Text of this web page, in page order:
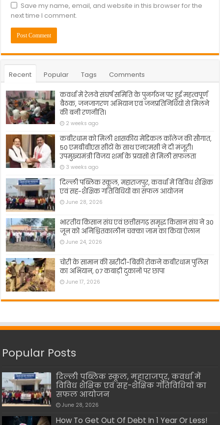
Save my name, email, and website in this browser for the
next time I comment.
Recent Popular Tags Comments
कवर्धा में रेलवे संघर्ष समिति के पुनर्गठन पर हुई महत्वपूर्ण
बैठक, जनजागरण अभियान एवं जनप्रतिनिधियों से मिलने
की बनी रणनीति।
2 weeks ago
कबीरधाम को मिली शासकीय मेडिकल कॉलेज की सौगात,
50 एमबीबीएस सीटों के साथ एनएमसी ने दी मंजूरी।
उपमुख्यमंत्री विजय शर्मा के प्रयासों से मिली सफलता
3 weeks ago
दिल्ली पब्लिक स्कूल, महाराजपुर, कवर्धा में विविध शैक्षिक
एवं सह-शैक्षिक गतिविधियों का सफल आयोजन
June 28, 2026
भारतीय किसान संघ एवं छत्तीसगढ़ समृद्ध किसान संघ ने 30
जून को अनिश्चितकालीन चक्का जाम का किया ऐलान
June 24, 2026
चोरी के सामान की खरीदी-बिक्री रोकने कबीरधाम पुलिस
का अभियान, 07 कबाड़ी दुकानों पर छापा
June 17, 2026
Popular Posts
दिल्ली पब्लिक स्कूल, महाराजपुर, कवर्धा में
विविध शैक्षिक एवं सह-शैक्षिक गतिविधियों का
सफल आयोजन
June 28, 2026
How To Get Out Of Debt In 1 Year Or Less!